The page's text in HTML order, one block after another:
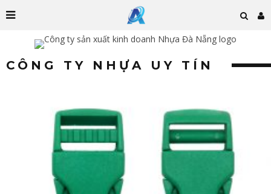
CÔNG TY NHỰA UY TÍN